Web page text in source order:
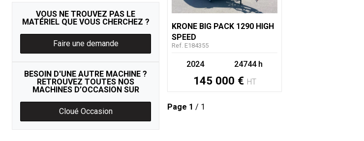
VOUS NE TROUVEZ PAS LE
MATÉRIEL QUE VOUS CHERCHEZ ?
Faire une demande
BESOIN D'UNE AUTRE MACHINE ?
RETROUVEZ TOUTES NOS
MACHINES D’OCCASION SUR
Cloué Occasion
KRONE BIG PACK 1290 HIGH
SPEED
Ref. E184355
2024 24744 h
145 000 € HT
Page 1 / 1